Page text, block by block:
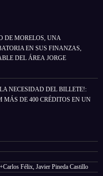
DE MORELOS, UNA
EN SUS FINANZAS,
DEL ÁREA JORGE
NECESIDAD DEL BILLETE!:
MÁS DE 400 CRÉDITOS EN UN
Félix, Javier Pineda Castillo